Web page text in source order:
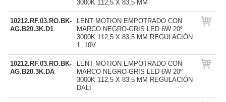
3000K 112,5 X 83,5 MM
10212.RF.03.RO.BK-
AG.B20.3K.D1
LENT MOTION EMPOTRADO CON
MARCO NEGRO-GRIS LED 6W 20º
3000K 112,5 X 83,5 MM REGULACIÓN
1..10V
10212.RF.03.RO.BK-
AG.B20.3K.DA
LENT MOTION EMPOTRADO CON
MARCO NEGRO-GRIS LED 6W 20º
3000K 112,5 X 83,5 MM REGULACIÓN
DALI